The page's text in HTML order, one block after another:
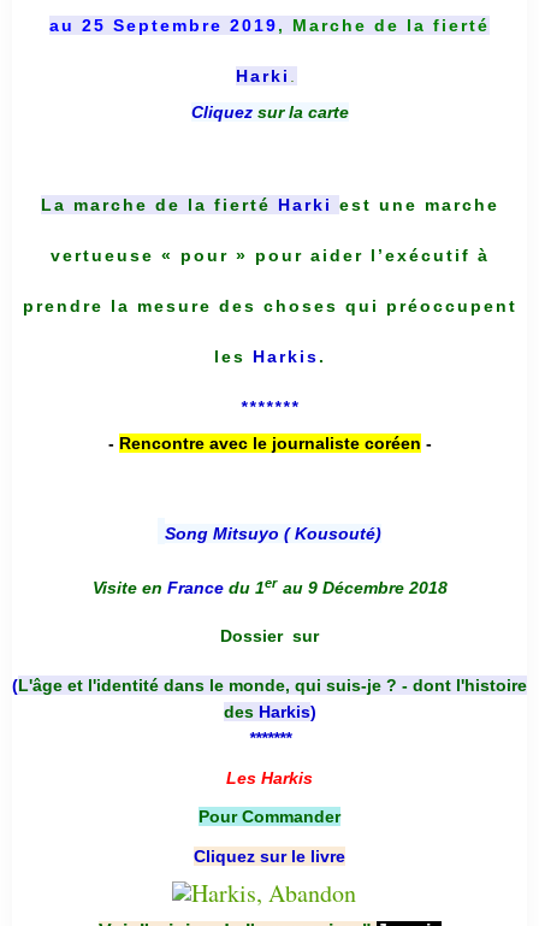
au 25 Septembre 2019, Marche de la fierté
Harki
Cliquez sur la carte
La marche de la fierté Harki est une marche
vertueuse « pour » pour aider l’exécutif à
prendre la mesure des choses qui préoccupent
les Harkis.
*******
- Rencontre avec le journaliste coréen -
Song Mitsuyo ( Kousouté)
Visite en France du 1er au 9 Décembre 2018
Dossier sur
(L'âge et l'identité dans le monde, qui suis-je ? - dont l'histoire
des Harkis)
*******
Les Harkis
Pour Commander
Cliquez sur le livre